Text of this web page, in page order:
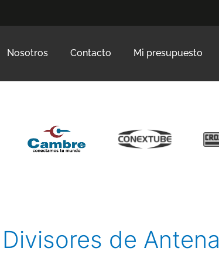
Nosotros Contacto Mi presupuesto
Divisores de Antena